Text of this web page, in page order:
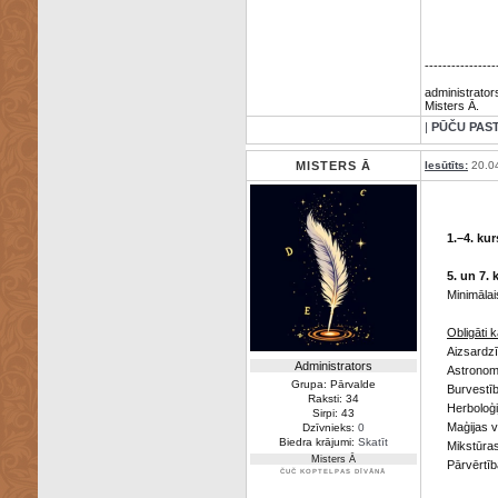
Misters Ā.
| PŪČU
MISTERS Ā Iesūtīts:
Administrators
Grupa: Pārvalde
Raksti: 34
Sirpi: 43
Dzīvnieks: 0
Biedra krājumi: Skatīt
Misters Ā
ČUČ KOPTELPAS DĪVĀNĀ
1.–4.
5. un 7.
Obligāti
Maģijas